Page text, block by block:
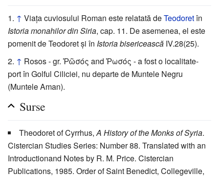
↑ Viața cuviosului Roman este relatată deTeodoretîn
Istoria monahilor din Siria, cap. 11. De asemenea, el este
pomenit de Teodoret și în Istoria bisericească IV.28(25).
↑ Rosos - gr. Ῥῶσός and Ῥωσός - a fost o localitate-
port în Golful Ciliciei, nu departe de Muntele Negru
(Muntele Aman).
Surse
Theodoret of Cyrrhus, A History of the Monks of Syria.
Cistercian Studies Series: Number 88. Translated with an
Introductionand Notes by R. M. Price. Cistercian
Publications, 1985. Order of Saint Benedict, Collegeville,